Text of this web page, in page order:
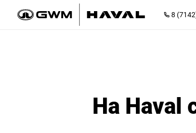
8
На Haval